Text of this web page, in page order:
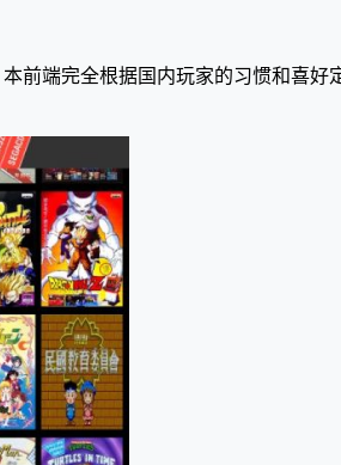
前端完全根据国内玩家的习惯和喜